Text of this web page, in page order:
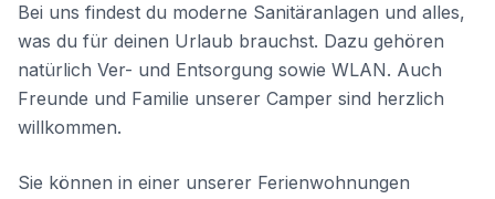
Bei uns findest du moderne Sanitäranlagen und alles,
was du für deinen Urlaub brauchst. Dazu gehören
natürlich Ver- und Entsorgung sowie WLAN. Auch
Freunde und Familie unserer Camper sind herzlich
willkommen.
Sie können in einer unserer Ferienwohnungen